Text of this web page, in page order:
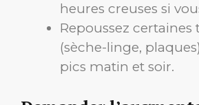
heures creuses si
Repoussez certaines
(sèche-linge,
pics matin et soir.